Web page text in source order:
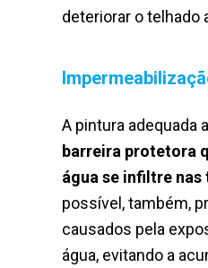
deteriorar o telhado
A pintura adequada
barreira protetora
água se infiltre nas
possível, também,
causados pela
água, evitando a